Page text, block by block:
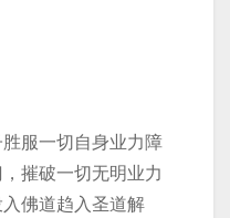
服一切自身业力障
摧破一切无明业力
佛道趋入圣道解